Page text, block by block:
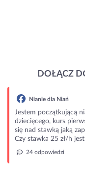
DOŁĄCZ
Nianie dla Niań
Jestem początkującą
dziecięcego, kurs
się nad stawką jaką
Czy stawka 25 zł/h
24 odpowiedzi